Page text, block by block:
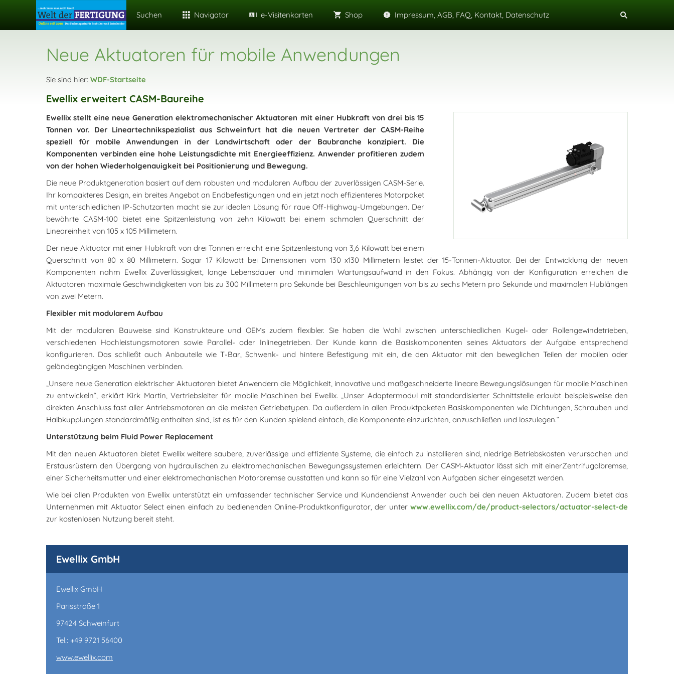
Suchen Navigator e-Visitenkarten Shop Impressum, AGB, FAQ, Kontakt, Datenschutz
Neue Aktuatoren für mobile Anwendungen
Sie sind hier: WDF-Startseite
Ewellix erweitert CASM-Baureihe
Ewellix stellt eine neue Generation elektromechanischer Aktuatoren mit einer Hubkraft von drei bis 15
Tonnen vor. Der Lineartechnikspezialist aus Schweinfurt hat die neuen Vertreter der CASM-Reihe
speziell für mobile Anwendungen in der Landwirtschaft oder der Baubranche konzipiert. Die
Komponenten verbinden eine hohe Leistungsdichte mit Energieeffizienz. Anwender profitieren zudem
von der hohen Wiederholgenauigkeit bei Positionierung und Bewegung.
Die neue Produktgeneration basiert auf dem robusten und modularen Aufbau der zuverlässigen CASM-Serie.
Ihr kompakteres Design, ein breites Angebot an Endbefestigungen und ein jetzt noch effizienteres Motorpaket
mit unterschiedlichen IP-Schutzarten macht sie zur idealen Lösung für raue Off-Highway-Umgebungen. Der
bewährte CASM-100 bietet eine Spitzenleistung von zehn Kilowatt bei einem schmalen Querschnitt der
Lineareinheit von 105 x 105 Millimetern.
Der neue Aktuator mit einer Hubkraft von drei Tonnen erreicht eine Spitzenleistung von 3,6 Kilowatt bei einem
Querschnitt von 80 x 80 Millimetern. Sogar 17 Kilowatt bei Dimensionen vom 130 x130 Millimetern leistet der 15-Tonnen-Aktuator. Bei der Entwicklung der neuen
Komponenten nahm Ewellix Zuverlässigkeit, lange Lebensdauer und minimalen Wartungsaufwand in den Fokus. Abhängig von der Konfiguration erreichen die
Aktuatoren maximale Geschwindigkeiten von bis zu 300 Millimetern pro Sekunde bei Beschleunigungen von bis zu sechs Metern pro Sekunde und maximalen Hublängen
von zwei Metern.
Flexibler mit modularem Aufbau
Mit der modularen Bauweise sind Konstrukteure und OEMs zudem flexibler. Sie haben die Wahl zwischen unterschiedlichen Kugel- oder Rollengewindetrieben,
verschiedenen Hochleistungsmotoren sowie Parallel- oder Inlinegetrieben. Der Kunde kann die Basiskomponenten seines Aktuators der Aufgabe entsprechend
konfigurieren. Das schließt auch Anbauteile wie T-Bar, Schwenk- und hintere Befestigung mit ein, die den Aktuator mit den beweglichen Teilen der mobilen oder
geländegängigen Maschinen verbinden.
„Unsere neue Generation elektrischer Aktuatoren bietet Anwendern die Möglichkeit, innovative und maßgeschneiderte lineare Bewegungslösungen für mobile Maschinen
zu entwickeln“, erklärt Kirk Martin, Vertriebsleiter für mobile Maschinen bei Ewellix. „Unser Adaptermodul mit standardisierter Schnittstelle erlaubt beispielsweise den
direkten Anschluss fast aller Antriebsmotoren an die meisten Getriebetypen. Da außerdem in allen Produktpaketen Basiskomponenten wie Dichtungen, Schrauben und
Halbkupplungen standardmäßig enthalten sind, ist es für den Kunden spielend einfach, die Komponente einzurichten, anzuschließen und loszulegen.“
Unterstützung beim Fluid Power Replacement
Mit den neuen Aktuatoren bietet Ewellix weitere saubere, zuverlässige und effiziente Systeme, die einfach zu installieren sind, niedrige Betriebskosten verursachen und
Erstausrüstern den Übergang von hydraulischen zu elektromechanischen Bewegungssystemen erleichtern. Der CASM-Aktuator lässt sich mit einerZentrifugalbremse,
einer Sicherheitsmutter und einer elektromechanischen Motorbremse ausstatten und kann so für eine Vielzahl von Aufgaben sicher eingesetzt werden.
Wie bei allen Produkten von Ewellix unterstützt ein umfassender technischer Service und Kundendienst Anwender auch bei den neuen Aktuatoren. Zudem bietet das
Unternehmen mit Aktuator Select einen einfach zu bedienenden Online-Produktkonfigurator, der unter www.ewellix.com/de/product-selectors/actuator-select-de
zur kostenlosen Nutzung bereit steht.
Ewellix GmbH
Ewellix GmbH
Parisstraße 1
97424 Schweinfurt
Tel.: +49 9721 56400
www.ewellix.com